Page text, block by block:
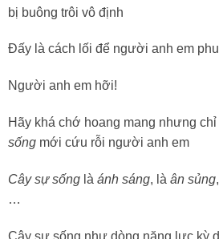
bị buông trôi vô định
Đấy là cách lối để người anh em
Người anh em hỡi!
Hãy khá chớ hoang mang nhưng
sống mới cứu rỗi người anh em
Cây sự sống là ánh sáng, là ân sủng
…
Cây sự sống như dòng năng lực kỳ